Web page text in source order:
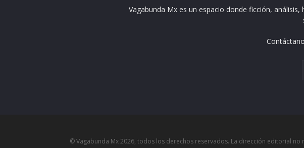
Vagabunda Mx es un espacio donde ficción,
© Vagabunda Mx 2026, todos los derechos reservados. La dirección editorial